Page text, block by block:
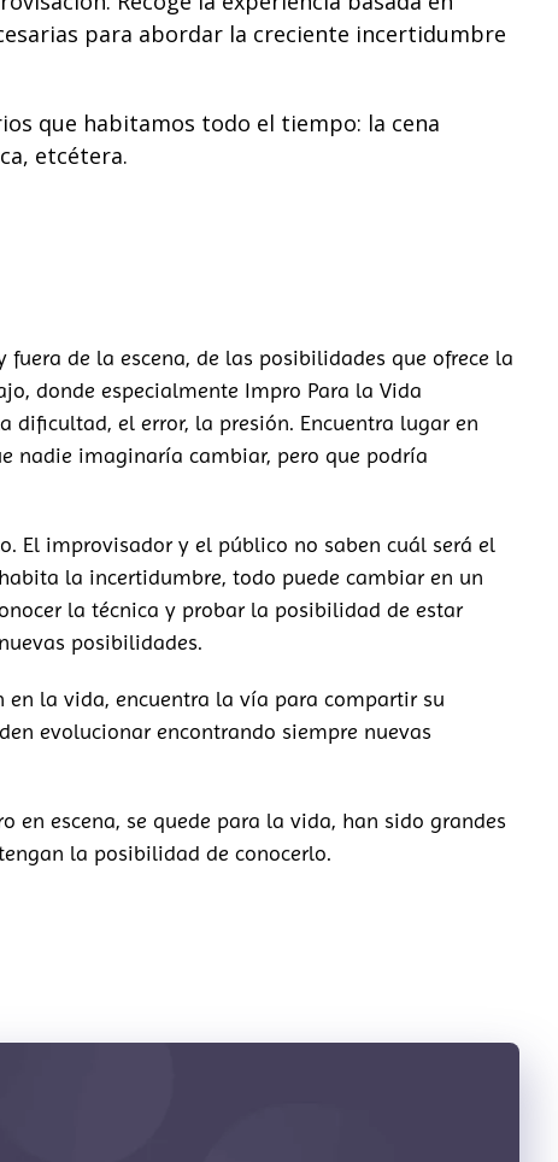
para abordar la creciente incertidumbre
que habitamos todo el tiempo: la cena
etcétera.
de la escena, de las posibilidades que ofrece la
donde especialmente Impro Para la Vida
el error, la presión. Encuentra lugar en
nadie imaginaría cambiar, pero que podría
El improvisador y el público no saben cuál será el
la incertidumbre, todo puede cambiar en un
la técnica y probar la posibilidad de estar
posibilidades.
en la vida, encuentra la vía para compartir su
evolucionar encontrando siempre nuevas
escena, se quede para la vida, han sido grandes
la posibilidad de conocerlo.